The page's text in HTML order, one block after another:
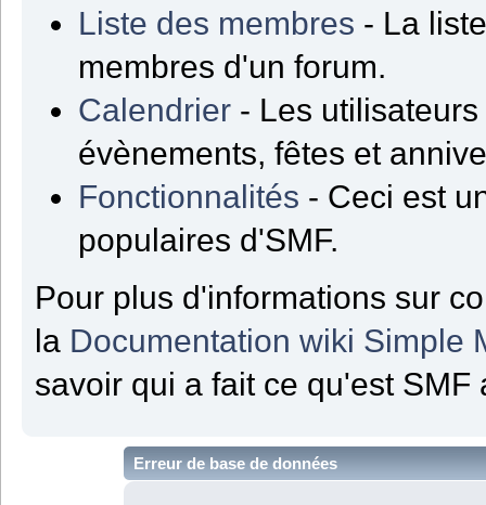
Liste des membres - La
membres d'un forum.
Calendrier - Les
évènements, fêtes et
Fonctionnalités - Ceci est
populaires d'SMF.
Pour plus d'informations sur
la Documentation wiki Simple
savoir qui a fait ce qu'est SMF
Erreur de base de données